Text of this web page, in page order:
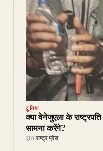
दुनिया
क्या वेनेजुएला के
सामना करेंगे?
द्वारा राष्ट्र प्रेस